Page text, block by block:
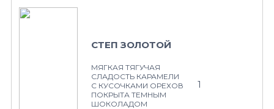
СТЕП ЗОЛОТОЙ
МЯГКАЯ ТЯГУЧАЯ
СЛАДОСТЬ КАРАМЕЛИ
С КУСОЧКАМИ ОРЕХОВ
ПОКРЫТА ТЕМНЫМ
ШОКОЛАДОМ
1